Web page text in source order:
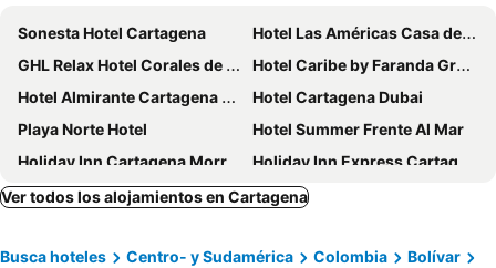
Sonesta Hotel Cartagena
Hotel Las Américas Casa de Playa
GHL Relax Hotel Corales de Indias
Hotel Caribe by Faranda Grand, a member of Radisson Individuals
Hotel Almirante Cartagena Colombia
Hotel Cartagena Dubai
Playa Norte Hotel
Hotel Summer Frente Al Mar
Holiday Inn Cartagena Morros By Ihg
Holiday Inn Express Cartagena Bocagrande By Ihg
Estelar Playa Manzanillo - All inclusive
Hotel Cartagena Plaza
Hotel Dann Cartagena
Hotel Veleros Cartagena
Ver todos los alojamientos en Cartagena
Busca hoteles Centro- y Sudamérica Colombia
Bolívar